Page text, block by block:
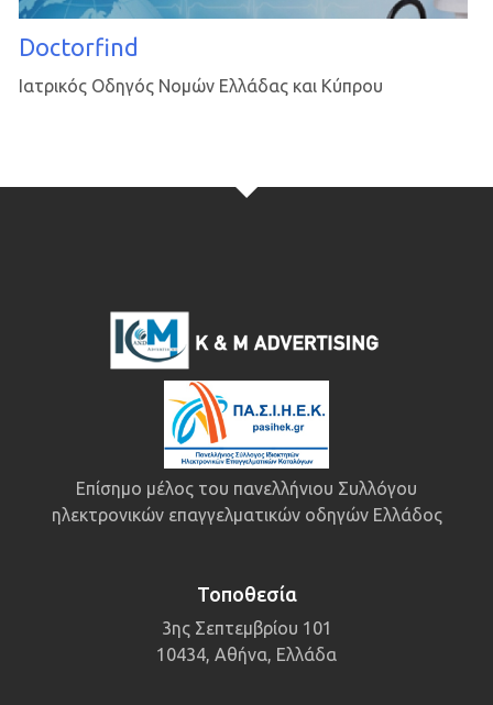
Doctorfind
Ιατρικός Οδηγός Νομών Ελλάδας και Κύπρου
Επίσημο μέλος του πανελλήνιου Συλλόγου
ηλεκτρονικών επαγγελματικών οδηγών Ελλάδος
Τοποθεσία
3ης Σεπτεμβρίου 101
10434, Αθήνα, Ελλάδα